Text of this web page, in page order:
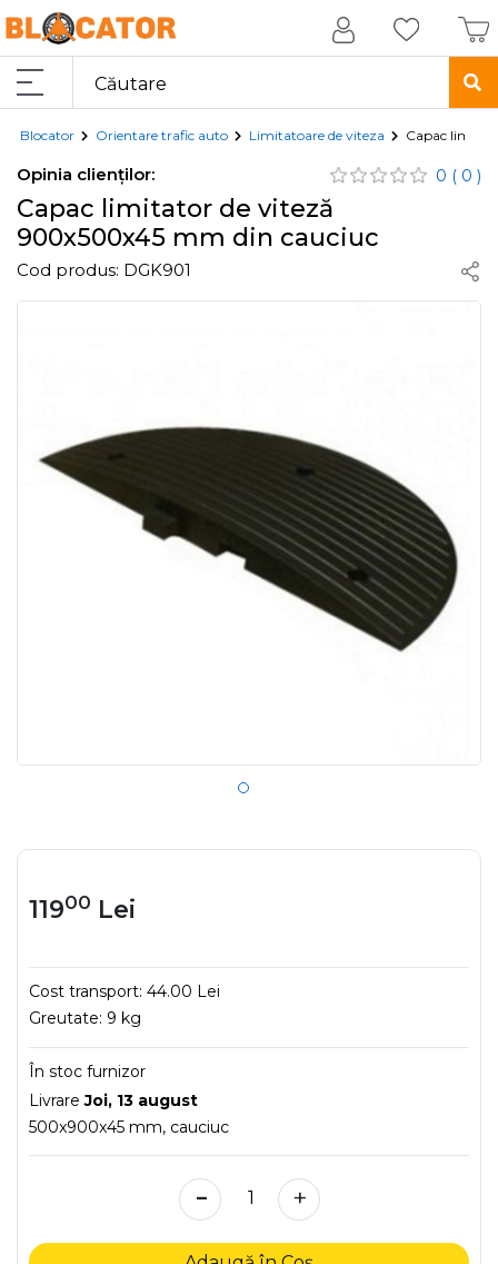
Blocator Orientare trafic auto Limitatoare de viteza Capac
Opinia clienților: 0 ( 0 )
Capac limitator de viteză
900x500x45 mm din cauciuc
Cod produs: DGK901
11900 Lei
Cost transport: 44.00 Lei
Greutate: 9 kg
În stoc furnizor
LivrareJoi, 13 august
500x900x45 mm, cauciuc
- +